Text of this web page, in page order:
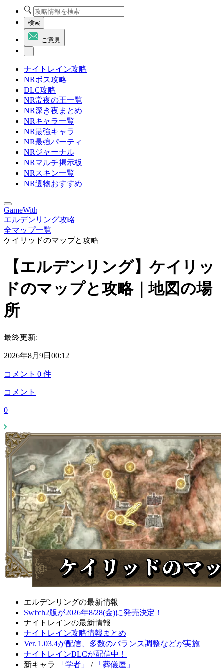
検索
ご意見
ナイトレイン攻略
NRボス攻略
DLC攻略
NR常夜の王一覧
NR深き夜まとめ
NRキャラ一覧
NR最強キャラ
NR最強パーティ
NRジャーナル
NRマルチ掲示板
NRスキン一覧
NR遺物おすすめ
GameWith
エルデンリング攻略
全マップ一覧
ケイリッドのマップと攻略
【エルデンリング】ケイリッ
ドのマップと攻略｜地図の場
所
最終更新:
2026年8月9日00:12
コメント 0 件
コメント
0
エルデンリングの最新情報
Switch2版が2026年8/28(金)に発売決定！
ナイトレインの最新情報
ナイトレイン攻略情報まとめ
Ver. 1.03.4が配信、多数のバランス調整などが実施
ナイトレインDLCが配信中！
新キャラ
「学者」 /
「葬儀屋」